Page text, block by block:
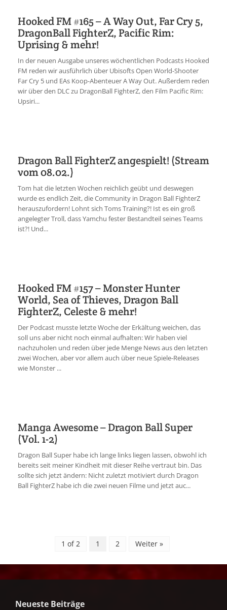
Hooked FM #165 – A Way Out, Far Cry 5,
DragonBall FighterZ, Pacific Rim:
Uprising & mehr!
In der neuen Ausgabe unseres wöchentlichen Podcasts Hooked
FM reden wir ausführlich über Ubisofts Open World-Shooter
Far Cry 5 und EAs Koop-Abenteuer A Way Out. Außerdem reden
wir über den DLC zu DragonBall FighterZ, den Film Pacific Rim:
Upsiri...
Dragon Ball FighterZ angespielt! (Stream
vom 08.02.)
Tom hat die letzten Wochen reichlich geübt und deswegen
wurde es endlich Zeit, die Community in Dragon Ball FighterZ
herauszufordern! Lohnt sich Toms Training?! Ist es ein groß
angelegter Troll, dass Yamchu fester Bestandteil seines Teams
ist?! Und...
Hooked FM #157 – Monster Hunter
World, Sea of Thieves, Dragon Ball
FighterZ, Celeste & mehr!
Der Podcast musste letzte Woche der Erkältung weichen, das
soll uns aber nicht noch einmal aufhalten: Wir haben viel
nachzuholen und reden über jede Menge News aus den letzten
zwei Wochen, aber vor allem auch über neue Spiele-Releases
wie Monster ...
Manga Awesome – Dragon Ball Super
(Vol. 1-2)
Dragon Ball Super habe ich lange links liegen lassen, obwohl ich
bereits seit meiner Kindheit mit dieser Reihe vertraut bin. Das
sollte sich jetzt ändern: Nicht zuletzt motiviert durch Dragon
Ball FighterZ habe ich die zwei neuen Filme und jetzt auc...
1 of 2 1 2 Weiter »
Neueste Beiträge